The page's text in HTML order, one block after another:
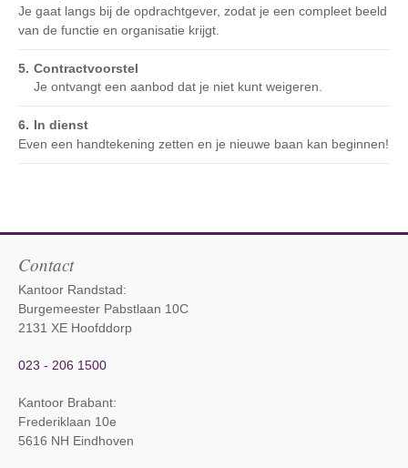
Je gaat langs bij de opdrachtgever, zodat je een compleet beeld
van de functie en organisatie krijgt.
Contractvoorstel
Je ontvangt een aanbod dat je niet kunt weigeren.
In dienst
Even een handtekening zetten en je nieuwe baan kan beginnen!
Contact
Kantoor Randstad:
Burgemeester Pabstlaan 10C
2131 XE Hoofddorp
023 - 206 1500
Kantoor Brabant:
Frederiklaan 10e
5616 NH Eindhoven